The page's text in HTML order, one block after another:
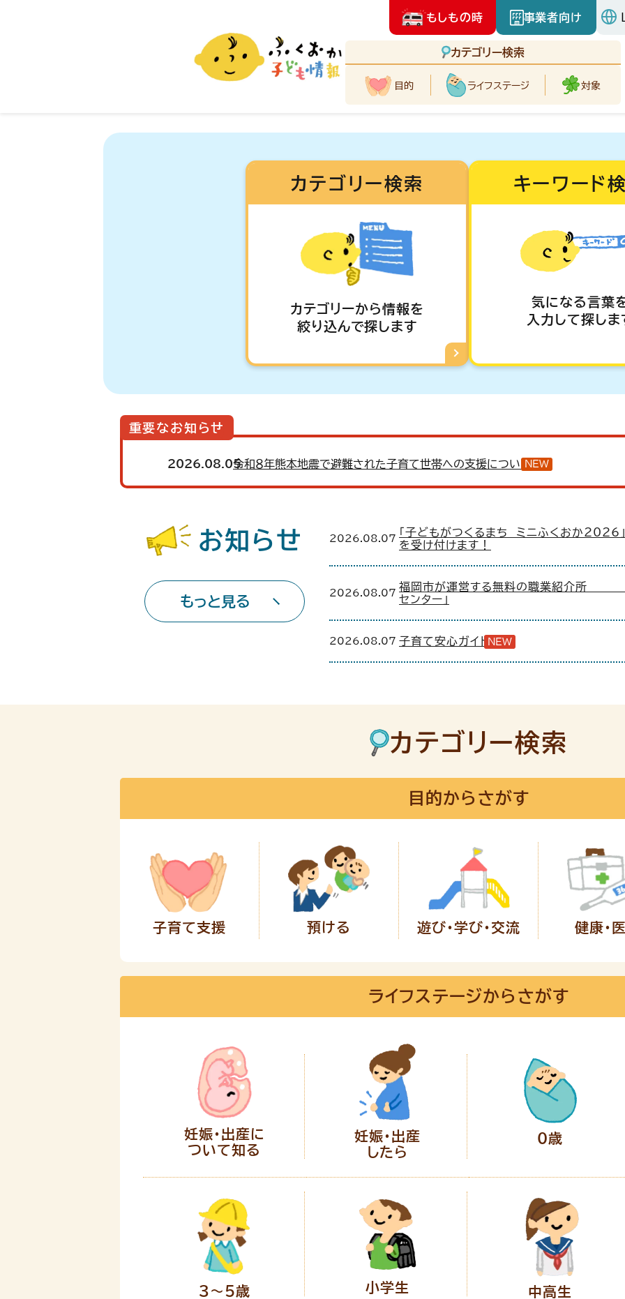
もしもの時 事業者向け
カテゴリー検索
目的 ライフステージ 対象
福岡市の子育て情報サイト
カテゴリー検索
カテゴリーから情報を
絞り込んで探します
キーワード
気になる言葉
入力して探しま
重要なお知らせ
2026.08.05令和８年熊本地震で避難された子育て世帯への支援についてNEW
お知らせ
もっと見る
2026.08.07
「子どもがつくるまち ミニふくおか2026
を受け付けます！
2026.08.07
福岡市が運営する無料の職業紹介所
センター」
2026.08.07 子育て安心ガイドNEW
カテゴリー検索
目的からさがす
子育て支援 預ける 遊び・学び・ 交流 健康・
ライフステージからさがす
妊娠・出産に
ついて知る
妊娠・出産
したら
0歳
3～5歳 小学生 中高生